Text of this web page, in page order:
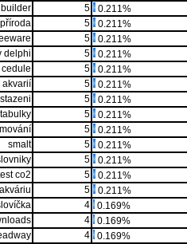
5
0.211%
5
0.211%
5
0.211%
delphi
5
0.211%
5
0.211%
akvarií
5
0.211%
5
0.211%
5
0.211%
5
0.211%
smalt
5
0.211%
5
0.211%
co2
5
0.211%
5
0.211%
4
0.169%
4
0.169%
4
0.169%